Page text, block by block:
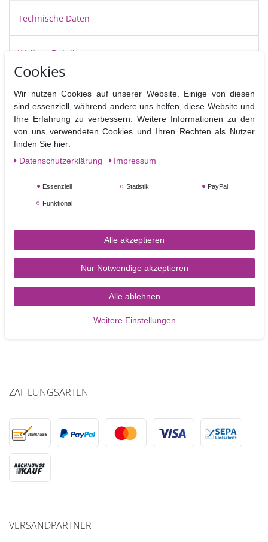
Technische Daten
Weitere Details
Ausstecherleisten von Martellato mit allen Ziffern von 0 - 9. .
Wie auf dem Bild abgebildet, handelt es sich nicht um einzelne
Ausstecher sondern um Leisten mit Ziffern.
Bitte beachten Sie unsere Anwendungstips.
TORTEN-KRAM
ZAHLUNGSARTEN
VERSANDPARTNER
Cookies
Wir nutzen Cookies auf unserer Website. Einige von diesen
sind essenziell, während andere uns helfen, diese Website und
Ihre Erfahrung zu verbessern. Weitere Informationen zu den
von uns verwendeten Cookies und Ihren Rechten als Nutzer
finden Sie hier:
Daten­schutz­erklärung
Impressum
Essenziell Statistik PayPal
Funktional
Alle akzeptieren
Nur Notwendige akzeptieren
Alle ablehnen
Weitere Einstellungen